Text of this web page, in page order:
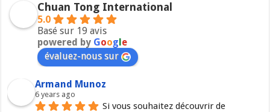
Chuan Tong International
5.0
Basé sur 19 avis
powered by Goog e
évaluez-nous sur
Armand Munoz
6 years ago
Si vous souhaitez découvrir de